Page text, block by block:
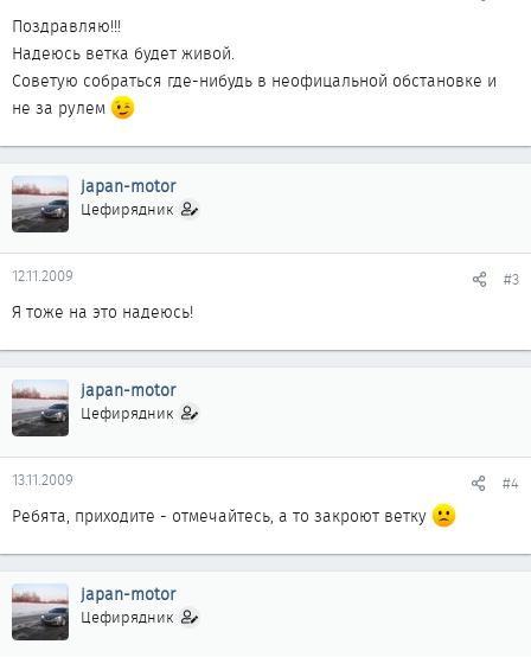
Поздравляю!!!
Надеюсь ветка будет живой.
Советую собраться где-нибудь в неофицальной обстановке и
не за рулем
japan-motor
Цефирядник
12.11.2009 #3
Я тоже на это надеюсь!
japan-motor
Цефирядник
13.11.2009 #4
Ребята, приходите - отмечайтесь, а то закроют ветку
japan-motor
Цефирядник